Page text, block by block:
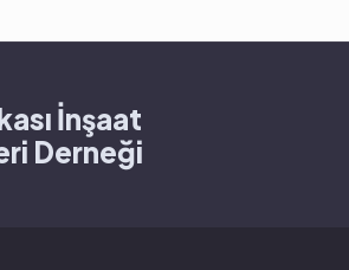
İnşaat
Derneği